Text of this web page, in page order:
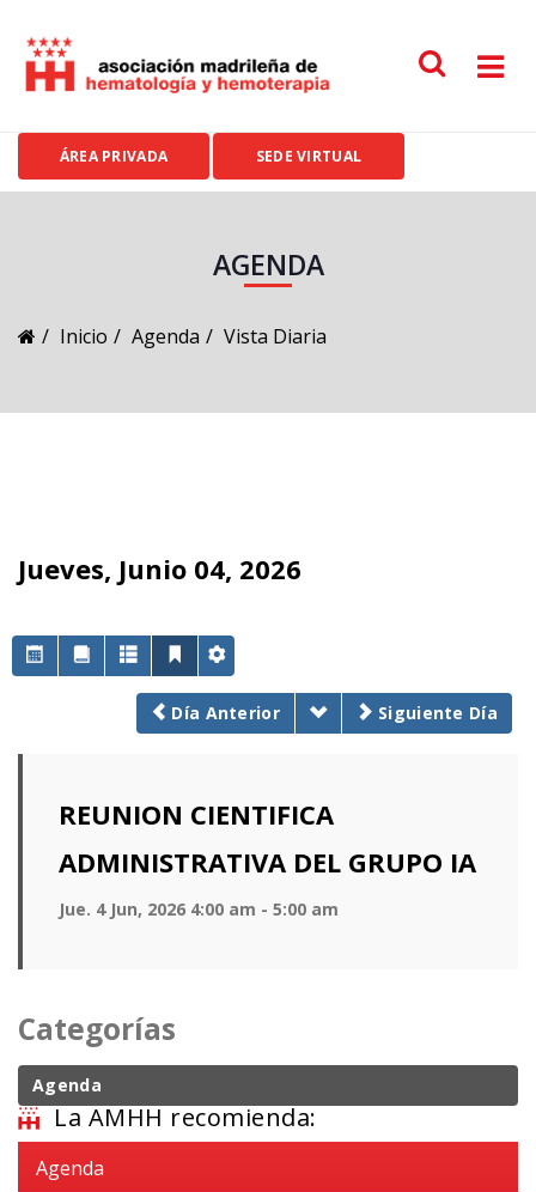
ÁREA PRIVADA SEDE VIRTUAL
AGENDA
Inicio Agenda Vista Diaria
Jueves, Junio 04, 2026
Día Anterior Siguiente Día
REUNION CIENTIFICA
ADMINISTRATIVA DEL GRUPO IA
Jue. 4 Jun, 2026 4:00 am - 5:00 am
Categorías
Agenda
La AMHH recomienda:
Agenda